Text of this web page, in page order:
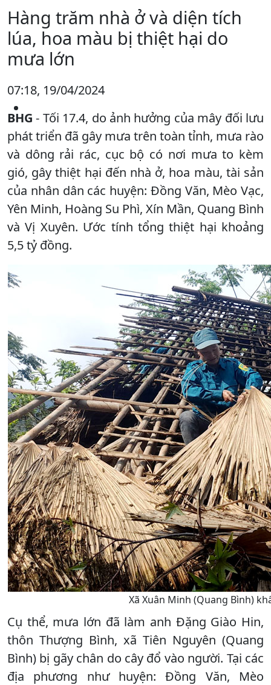
Hàng trăm nhà ở và diện tích
lúa, hoa màu bị thiệt hại do
mưa lớn
07:18, 19/04/2024
BHG - Tối 17.4, do ảnh hưởng của mây đối lưu
phát triển đã gây mưa trên toàn tỉnh, mưa rào
và dông rải rác, cục bộ có nơi mưa to kèm
gió, gây thiệt hại đến nhà ở, hoa màu, tài sản
của nhân dân các huyện: Đồng Văn, Mèo Vạc,
Yên Minh, Hoàng Su Phì, Xín Mần, Quang Bình
và Vị Xuyên. Ước tính tổng thiệt hại khoảng
5,5 tỷ đồng.
Xã Xuân Minh (Quang Bình)
Cụ thể, mưa lớn đã làm anh Đặng Giào Hin,
thôn Thượng Bình, xã Tiên Nguyên (Quang
Bình) bị gãy chân do cây đổ vào người. Tại các
địa phương như huyện: Đồng Văn, Mèo